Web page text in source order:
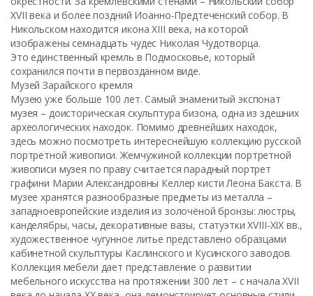
XVII века и более поздний Иоанно-Предтеченский собор. В
Никольском находится икона XIII века, на которой
изображены семнадцать чудес Николая Чудотворца.
Это единственный кремль в Подмосковье, который
сохранился почти в первозданном виде.
Музей Зарайского кремля
Музею уже больше 100 лет. Самый знаменитый экспонат
музея – доисторическая скульптура бизона, одна из здешних
археологических находок. Помимо древнейших находок,
здесь можно посмотреть интереснейшую коллекцию русской
портретной живописи. Жемчужиной коллекции портретной
живописи музея по праву считается парадный портрет
графини Марии Александровны Келлер кисти Леона Бакста. В
музее хранятся разнообразные предметы из металла –
западноевропейские изделия из золочёной бронзы: люстры,
канделябры, часы, декоративные вазы, статуэтки XVIII-XIX вв.,
художественное чугунное литье представлено образцами
кабинетной скульптуры Каслинского и Кусинского заводов.
Коллекция мебели дает представление о развитии
мебельного искусства на протяжении 300 лет – с начала XVII